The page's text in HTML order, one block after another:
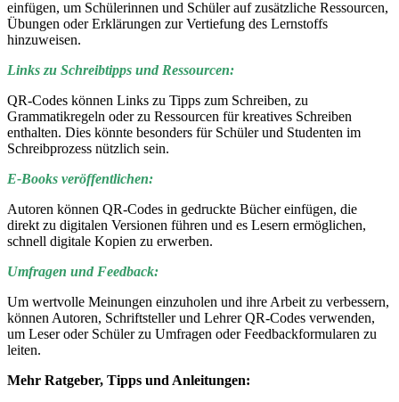
einfügen, um Schülerinnen und Schüler auf zusätzliche Ressourcen,
Übungen oder Erklärungen zur Vertiefung des Lernstoffs
hinzuweisen.
Links zu Schreibtipps und Ressourcen:
QR-Codes können Links zu Tipps zum Schreiben, zu
Grammatikregeln oder zu Ressourcen für kreatives Schreiben
enthalten. Dies könnte besonders für Schüler und Studenten im
Schreibprozess nützlich sein.
E-Books veröffentlichen:
Autoren können QR-Codes in gedruckte Bücher einfügen, die
direkt zu digitalen Versionen führen und es Lesern ermöglichen,
schnell digitale Kopien zu erwerben.
Umfragen und Feedback:
Um wertvolle Meinungen einzuholen und ihre Arbeit zu verbessern,
können Autoren, Schriftsteller und Lehrer QR-Codes verwenden,
um Leser oder Schüler zu Umfragen oder Feedbackformularen zu
leiten.
Mehr Ratgeber, Tipps und Anleitungen: